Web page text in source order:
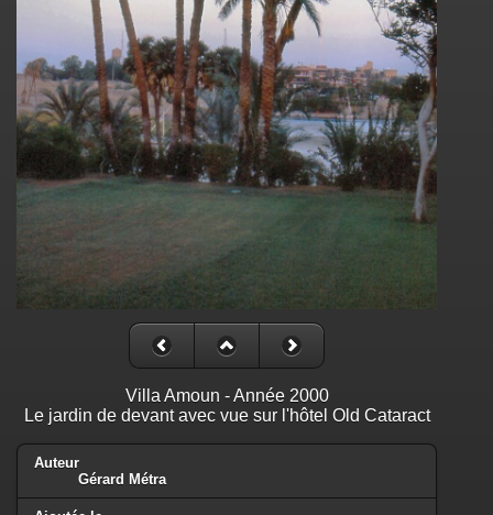
Villa Amoun - Année 2000
Le jardin de devant avec vue sur l'hôtel Old Cataract
Auteur
Gérard Métra